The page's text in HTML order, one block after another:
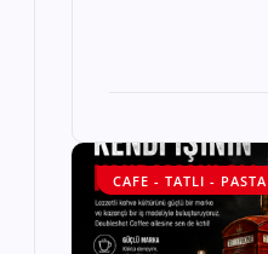
CAFE - TATLI - PASTA